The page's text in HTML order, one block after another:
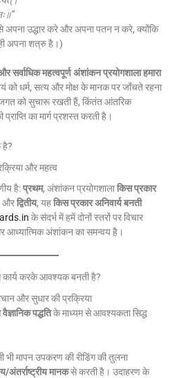
अपना उद्धार करे और अपना पतन न करे, क्योंकि
अपना शत्रु है।)
सर्वाधिक महत्वपूर्ण अंशांकन प्रयोगशाला हमारा
को धर्म, सत्य और मोक्ष के मानक पर जाँचते रहना
जगत को सुचारू रखती हैं, किंतंत आंतरिक
का मार्ग प्रशस्त करती है।
और महत्व
है:प्रथम, अंशांकन प्रयोगशालाकिस प्रकार
औरद्वितीय, यहकिस प्रकार अनिवार्य बनती
के संदर्भ में हमें दोनों स्तरों पर विचार
आध्यात्मिक अंशांकन का समन्वय है।
करके आवश्यक बनती है?
और सुधार की प्रक्रिया
पद्धतिके माध्यम से आवश्यकता सिद्ध
भी मापन उपकरण की रीडिंग की तुलना
अंतर्राष्ट्रीय मानकसे करती है। उदाहरण के